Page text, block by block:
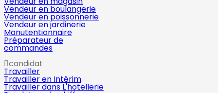
Vendeur en boulangerie
Vendeur en poissonnerie
Vendeur en jardinerie
Manutentionnaire
Préparateur de
commandes
candidat
Travailler
Travailler en Intérim
Travailler dans L'hotellerie